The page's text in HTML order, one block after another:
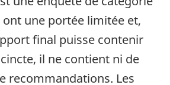
ont une portée limitée et,
final puisse contenir
il ne contient ni de
recommandations. Les